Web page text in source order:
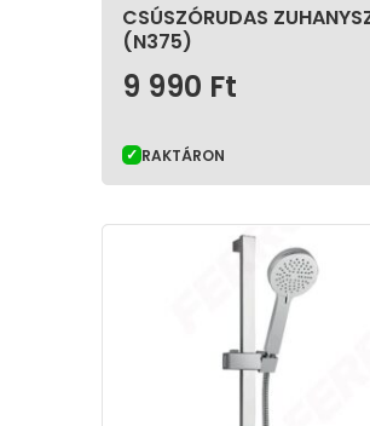
CSÚSZÓRUDAS
(N375)
9 990 Ft
RAKTÁRON